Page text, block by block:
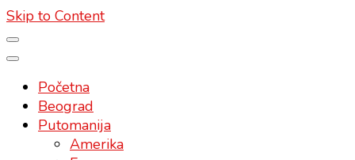
Skip to Content
Početna
Beograd
Putomanija
Amerika